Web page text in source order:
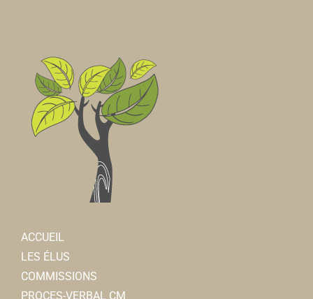
ACCUEIL
LES ÉLUS
COMMISSIONS
PROCES-VERBAL CM